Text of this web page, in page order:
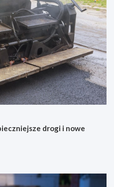
drogi i nowe